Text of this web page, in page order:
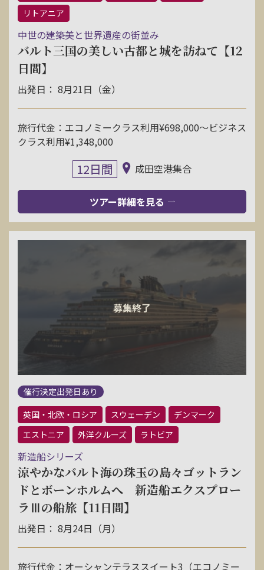
リトアニア
中世の建築美と世界遺産の街並み
バルト三国の美しい古都と城を訪ねて【12
日間】
出発日： 8月21日（金）
旅行代金：エコノミークラス利用¥698,000〜ビジネス
クラス利用¥1,348,000
12日間 成田空港集合
ツアー詳細を見る
催行決定出発日あり
英国・北欧・ロシア
スウェーデン
デンマーク
エストニア
外洋クルーズ ラトビア
新造船シリーズ
涼やかなバルト海の珠玉の島々ゴットラン
ドとボーンホルムへ 新造船エクスプロー
ラⅢの船旅【11日間】
出発日： 8月24日（月）
旅行代金：オーシャンテラススイート3（エコノミー